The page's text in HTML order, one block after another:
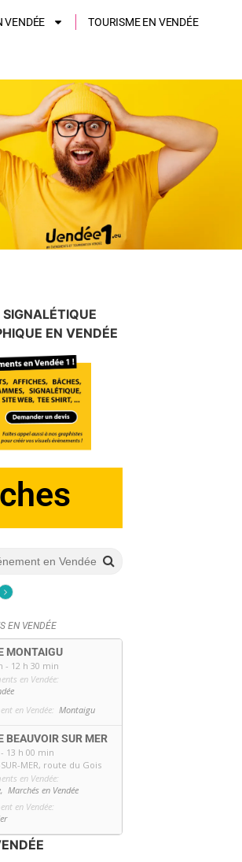
VENDÉE TOURISME EN VENDÉE
SIGNALÉTIQUE
EN VENDÉE
EN VENDÉE
MONTAIGU
- 12 h 30 min
en Vendée:
en Vendée: Montaigu
BEAUVOIR SUR MER
13 h 00 min
MER, route du Gois
en Vendée:
Marchés en Vendée
en Vendée: